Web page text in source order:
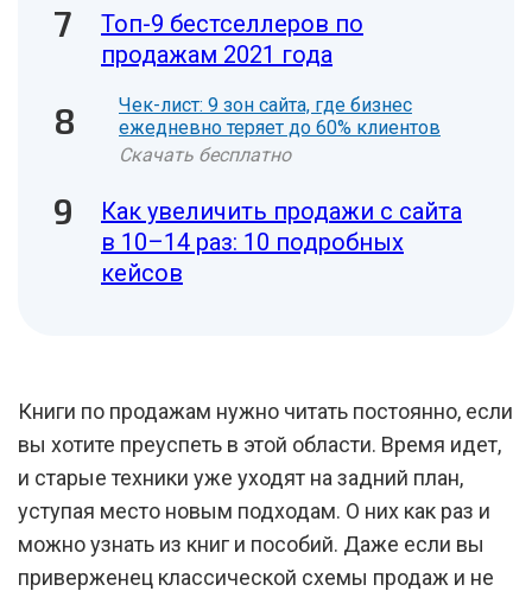
Топ-9 бестселлеров по
продажам 2021 года
Чек-лист: 9 зон сайта, где бизнес
ежедневно теряет до 60% клиентов
Скачать бесплатно
Как увеличить продажи с сайта
в 10–14 раз: 10 подробных
кейсов
Книги по продажам нужно читать постоянно, если
вы хотите преуспеть в этой области. Время идет,
и старые техники уже уходят на задний план,
уступая место новым подходам. О них как раз и
можно узнать из книг и пособий. Даже если вы
приверженец классической схемы продаж и не